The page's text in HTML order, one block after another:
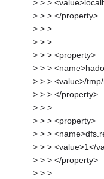
> > >
> > > </property>
> > >
> > >
> > > <property>
> > >
> > > <value>/
> > > </property>
> > >
> > > <property>
> > >
> > > <value>1</
> > > </property>
> > >